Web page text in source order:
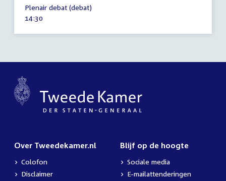
mei
2026
Plenair debat (debat)
Tijd
14:30
Over Tweedekamer.nl
Colofon
Disclaimer
Blijf op de hoogte
Sociale media
E-mailattenderingen